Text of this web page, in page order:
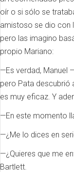
oír o si sólo se
amistoso se dio con
pero las imagino
propio Mariano:
—Es verdad, Manuel
pero Pata descubrió
es muy eficaz. Y
—En este momento
—¿Me lo dices en
—¿Quieres que me
Bartlett.